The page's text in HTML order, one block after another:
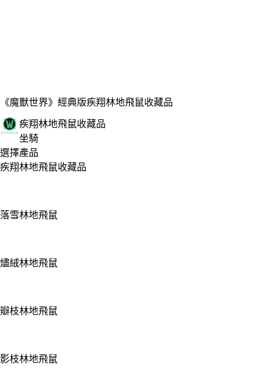
《魔獸世界》經典版疾翔林地飛鼠收藏品
疾翔林地飛鼠收藏品
坐騎
選擇產品
疾翔林地飛鼠收藏品
落雪林地飛鼠
燼絨林地飛鼠
瓣枝林地飛鼠
影枝林地飛鼠